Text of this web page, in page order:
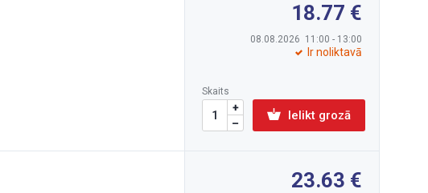
18.77
08.08.2026 11:00 - 13:00
Ir noliktavā
Skaits
Ielikt grozā
23.63